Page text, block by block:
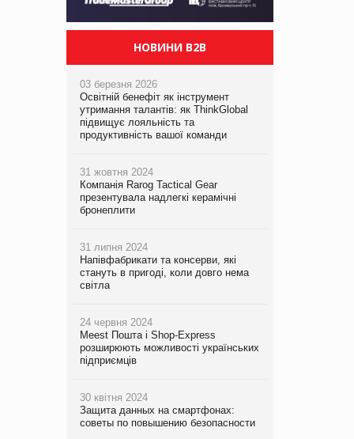
НОВИНИ B2B
03 березня 2026
Освітній бенефіт як інструмент
утримання талантів: як ThinkGlobal
підвищує лояльність та
продуктивність вашої команди
31 жовтня 2024
Компанія Rarog Tactical Gear
презентувала надлегкі керамічні
бронеплити
31 липня 2024
Напівфабрикати та консерви, які
стануть в пригоді, коли довго нема
світла
24 червня 2024
Meest Пошта і Shop-Express
розширюють можливості українських
підприємців
30 квітня 2024
Защита данных на смартфонах:
советы по повышению безопасности